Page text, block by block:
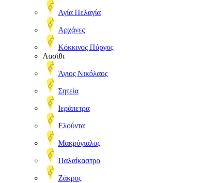
Αγία Πελαγία
Αρχάνες
Κόκκινος Πύργος
Λασίθι
Άγιος Νικόλαος
Σητεία
Ιεράπετρα
Ελούντα
Μακρύγιαλος
Παλαίκαστρο
Ζάκρος